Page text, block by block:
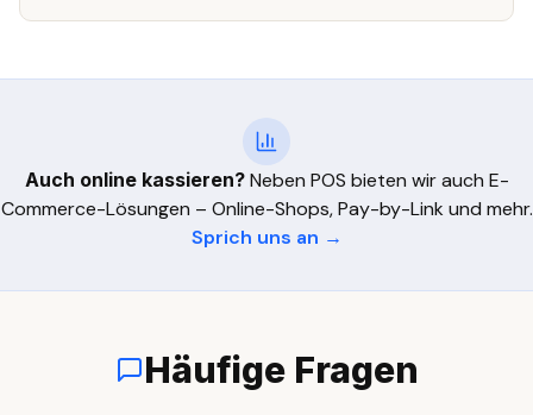
Auch online kassieren? Neben POS bieten wir auch E-
Commerce-Lösungen – Online-Shops, Pay-by-Link und mehr.
Sprich uns an →
Häufige Fragen